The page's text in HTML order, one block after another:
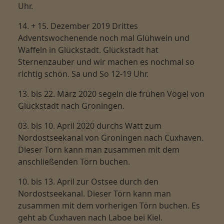
Uhr.
14. + 15. Dezember 2019 Drittes
Adventswochenende noch mal Glühwein und
Waffeln in Glückstadt. Glückstadt hat
Sternenzauber und wir machen es nochmal so
richtig schön. Sa und So 12-19 Uhr.
13. bis 22. März 2020 segeln die frühen Vögel von
Glückstadt nach Groningen.
03. bis 10. April 2020 durchs Watt zum
Nordostseekanal von Groningen nach Cuxhaven.
Dieser Törn kann man zusammen mit dem
anschließenden Törn buchen.
10. bis 13. April zur Ostsee durch den
Nordostseekanal. Dieser Törn kann man
zusammen mit dem vorherigen Törn buchen. Es
geht ab Cuxhaven nach Laboe bei Kiel.